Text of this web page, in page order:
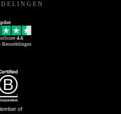
4.6
Beoordelingen